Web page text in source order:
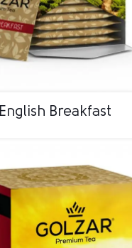
English Breakfast